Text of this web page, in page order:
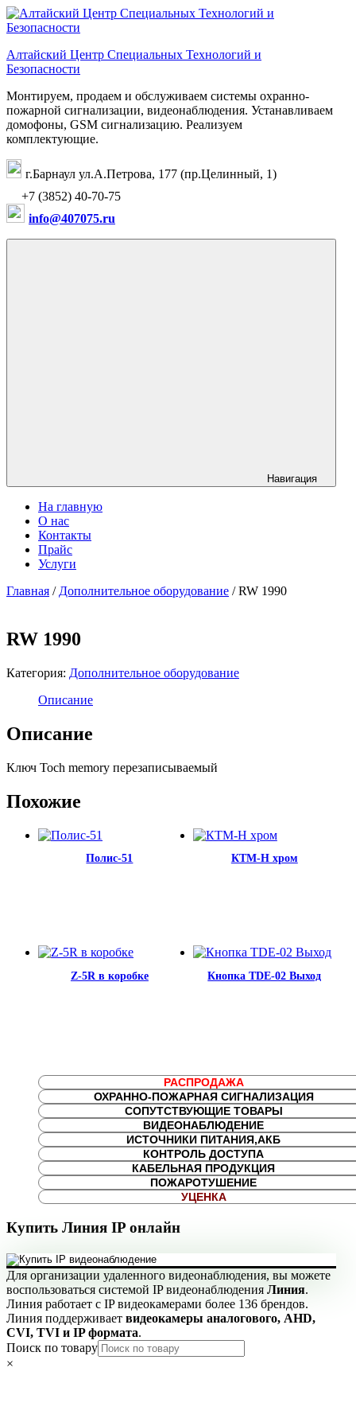
Перейти
к
Алтайский Центр Специальных Технологий и
Безопасности
Монтируем, продаем и обслуживаем системы охранно-
пожарной сигнализации, видеонаблюдения. Устанавливаем
домофоны, GSM сигнализацию. Реализуем
комплектующие.
г.Барнаул ул.А.Петрова, 177 (пр.Целинный, 1)
+7 (3852) 40-70-75
info@407075.ru
Навигация
На главную
О нас
Контакты
Прайс
Услуги
Главная / Дополнительное оборудование / RW 1990
RW 1990
Категория: Дополнительное оборудование
Описание
Описание
Ключ Toch memory перезаписываемый
Похожие
Полис-51 КТМ-Н хром
Z-5R в коробке Кнопка TDE-02 Выход
РАСПРОДАЖА
ОХРАННО-ПОЖАРНАЯ СИГНАЛИЗАЦИЯ
СОПУТСТВУЮЩИЕ ТОВАРЫ
ВИДЕОНАБЛЮДЕНИЕ
ИСТОЧНИКИ ПИТАНИЯ,АКБ
КОНТРОЛЬ ДОСТУПА
КАБЕЛЬНАЯ ПРОДУКЦИЯ
ПОЖАРОТУШЕНИЕ
УЦЕНКА
Купить Линия IP онлайн
Для организации удаленного видеонаблюдения, вы можете
воспользоваться системой IP видеонаблюдения Линия.
Линия работает с IP видеокамерами более 136 брендов.
Линия поддерживает видеокамеры аналогового, AHD,
CVI, TVI и IP формата.
Поиск по товару
×